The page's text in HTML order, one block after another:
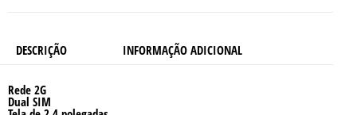
DESCRIÇÃO INFORMAÇÃO ADICIONAL
Rede 2G
Dual SIM